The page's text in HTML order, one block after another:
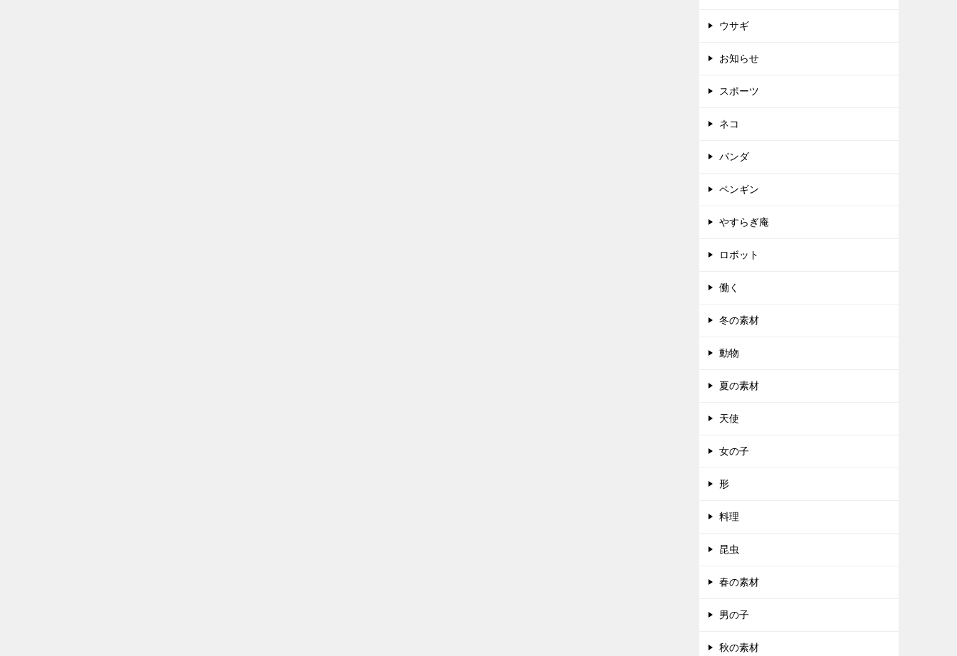
ウサギ
お知らせ
スポーツ
ネコ
パンダ
ペンギン
やすらぎ庵
ロボット
働く
冬の素材
動物
夏の素材
天使
女の子
形
料理
昆虫
春の素材
男の子
秋の素材